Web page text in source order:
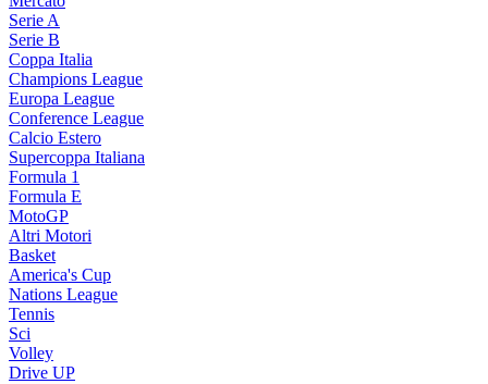
Serie A
Serie B
Coppa Italia
Champions League
Europa League
Conference League
Calcio Estero
Supercoppa Italiana
Formula 1
Formula E
MotoGP
Altri Motori
Basket
America's Cup
Nations League
Tennis
Sci
Volley
Drive UP